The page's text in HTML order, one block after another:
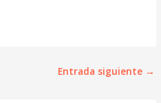
Entrada siguiente →